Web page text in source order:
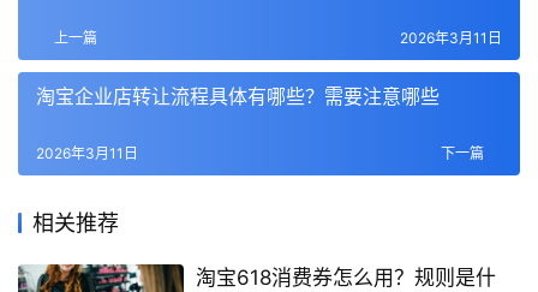
上一篇 2026年3月11日
淘宝企业店转让流程具体有哪些？需要注意哪些
下一篇
2026年3月11日
相关推荐
淘宝618消费券怎么用？规则是什